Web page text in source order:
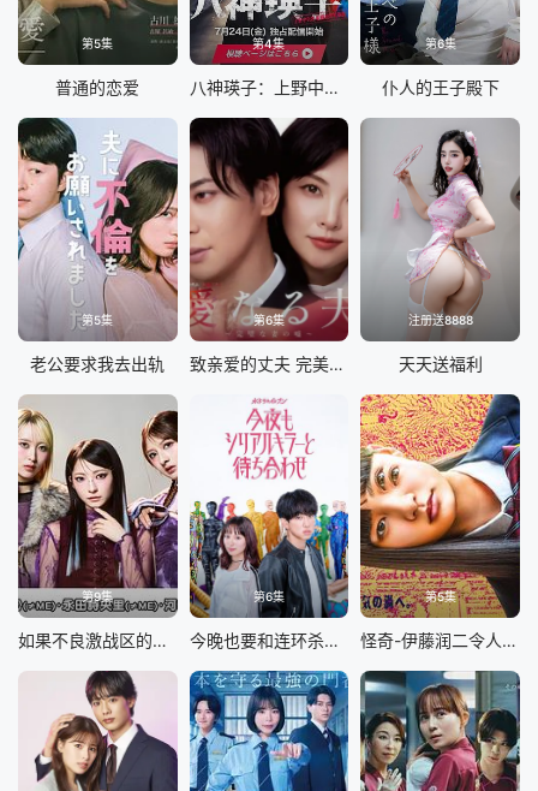
第5集
普通的恋爱
第4集
八神瑛子：上野中央署组织犯罪对策课
第6集
仆人的王子殿下
第5集
老公要求我去出轨
第6集
致亲爱的丈夫 完美妻子的谎言
注册送8888
天天送福利
第9集
如果不良激战区的四天王转生成了偶像团体
第6集
今晚也要和连环杀手约会
第5集
怪奇-伊藤润二令人彻夜难眠的奇异故事